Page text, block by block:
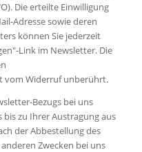
Die erteilte Einwilligung
Adresse sowie deren
können Sie jederzeit
Link im Newsletter. Die
vom Widerruf unberührt.
Bezugs bei uns
zu Ihrer Austragung aus
der Abbestellung des
Zwecken bei uns